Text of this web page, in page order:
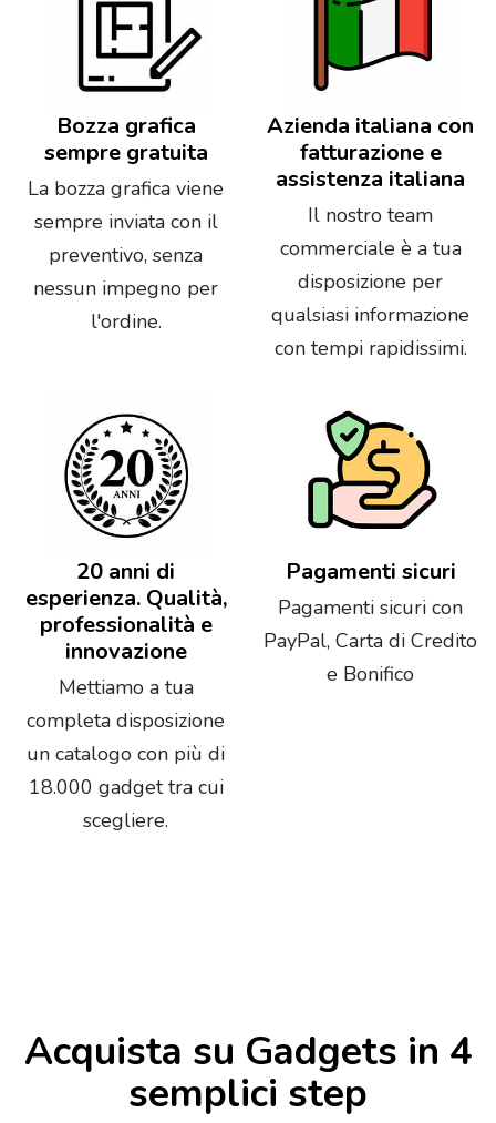
Bozza grafica
sempre gratuita
La bozza grafica viene
sempre inviata con il
preventivo, senza
nessun impegno per
l'ordine.
Azienda italiana con
fatturazione e
assistenza italiana
Il nostro team
commerciale è a tua
disposizione per
qualsiasi informazione
con tempi rapidissimi.
20 anni di
esperienza. Qualità,
professionalità e
innovazione
Mettiamo a tua
completa disposizione
un catalogo con più di
18.000 gadget tra cui
scegliere.
Pagamenti sicuri
Pagamenti sicuri con
PayPal, Carta di Credito
e Bonifico
Acquista su Gadgets in 4
semplici step